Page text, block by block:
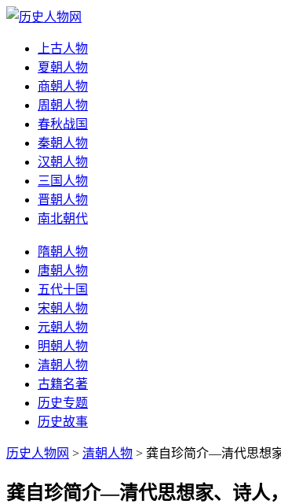
上古人物
夏朝人物
商朝人物
周朝人物
春秋战国
秦朝人物
汉朝人物
三国人物
晋朝人物
南北朝代
隋朝人物
唐朝人物
五代十国
宋朝人物
元朝人物
明朝人物
清朝人物
古籍名著
历史专题
历史故事
历史人物网 > 清朝人物 > 龚自珍简介—清代思想
龚自珍简介—清代思想家、诗人